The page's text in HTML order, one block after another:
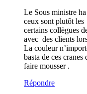
Le Sous ministre
ceux sont plutôt
certains collègues
avec des clients
La couleur
basta de ces
faire mousser .
Répondre